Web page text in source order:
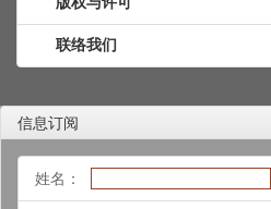
联络我们
信息订阅
姓名：